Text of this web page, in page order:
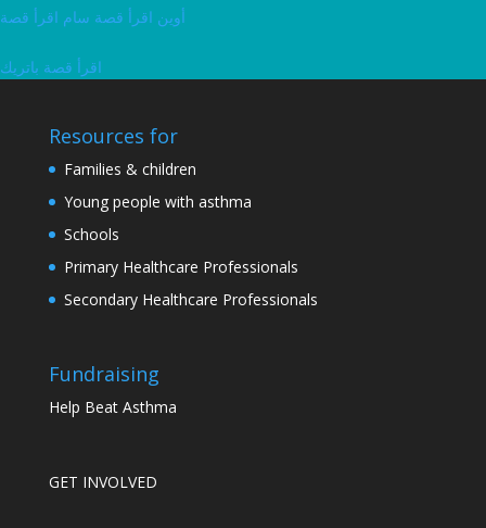
أوين اقرأ قصة سام اقرأ قصة
اقرأ قصة باتريك
Resources for
Families & children
Young people with asthma
Schools
Primary Healthcare Professionals
Secondary Healthcare Professionals
Fundraising
Help Beat Asthma
GET INVOLVED